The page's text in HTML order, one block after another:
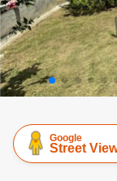
Google
Street